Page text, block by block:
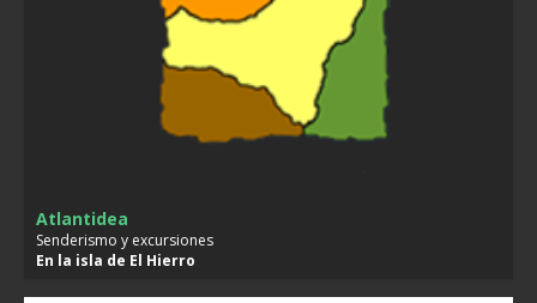
Atlantidea
Senderismo y excursiones
En la isla de El Hierro